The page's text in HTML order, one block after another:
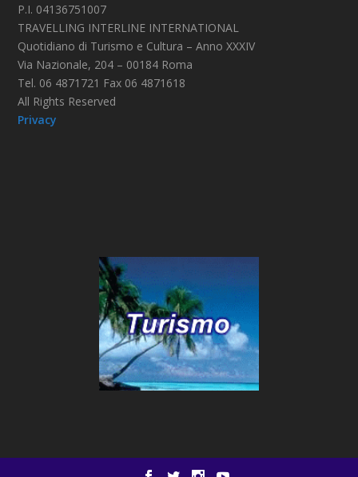
P.I. 04136751007
TRAVELLING INTERLINE INTERNATIONAL
Quotidiano di Turismo e Cultura – Anno XXXIV
Via Nazionale, 204 – 00184 Roma
Tel. 06 4871721 Fax 06 4871618
All Rights Reserved
Privacy